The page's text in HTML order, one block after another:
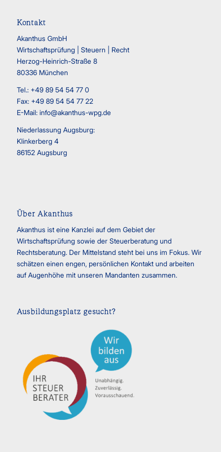
Kontakt
Akanthus GmbH
Wirtschaftsprüfung | Steuern | Recht
Herzog-Heinrich-Straße 8
80336 München
Tel.: +49 89 54 54 77 0
Fax: +49 89 54 54 77 22
E-Mail: info@akanthus-wpg.de
Niederlassung Augsburg:
Klinkerberg 4
86152 Augsburg
Über Akanthus
Akanthus ist eine Kanzlei auf dem Gebiet der
Wirtschaftsprüfung sowie der Steuerberatung und
Rechtsberatung. Der Mittelstand steht bei uns im Fokus. Wir
schätzen einen engen, persönlichen Kontakt und arbeiten
auf Augenhöhe mit unseren Mandanten zusammen.
Ausbildungsplatz gesucht?